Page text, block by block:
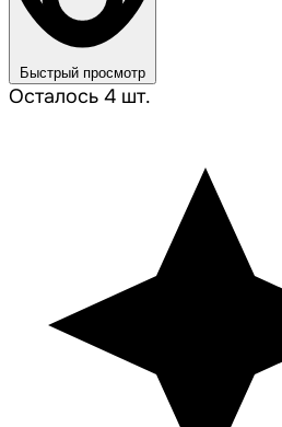
Быстрый просмотр
Осталось 4 шт.